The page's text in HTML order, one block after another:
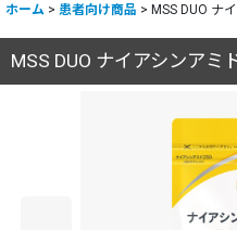
ホーム > 患者向け商品 > MSS DUO ナ
MSS DUO ナイアシンアミ